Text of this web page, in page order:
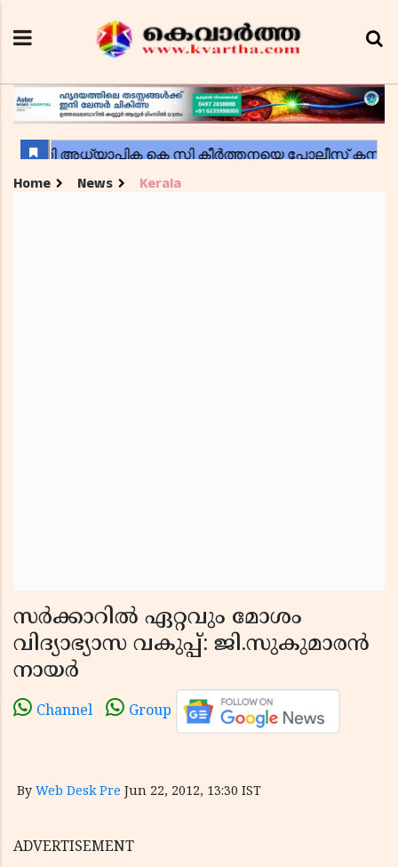
Home News Kerala
സര്‍ക്കാറില്‍ ഏറ്റവും മോശം
വിദ്യാഭ്യാസ വകുപ്പ്: ജി.സുകുമാരന്‍
നായര്‍
Channel Group
By Web Desk Pre Jun 22, 2012, 13:30 IST
ADVERTISEMENT